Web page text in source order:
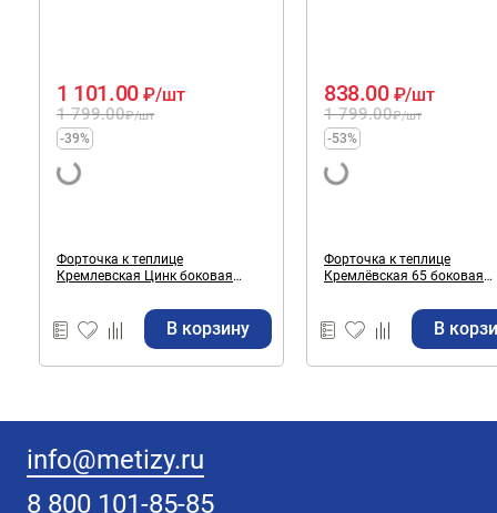
1 799.00₽/шт
1 101.00 ₽/шт
-39%
Форточка к теплице
Кремлевская Цинк боковая
В корзину
1 799.00₽/шт
838.00 ₽/шт
-53%
Форточка к теплице
Кремлёвская 65 боковая
В
info@metizy.ru
8 800 101-85-85